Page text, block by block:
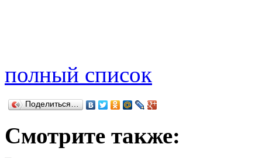
полный список
Поделиться…
Смотрите также: